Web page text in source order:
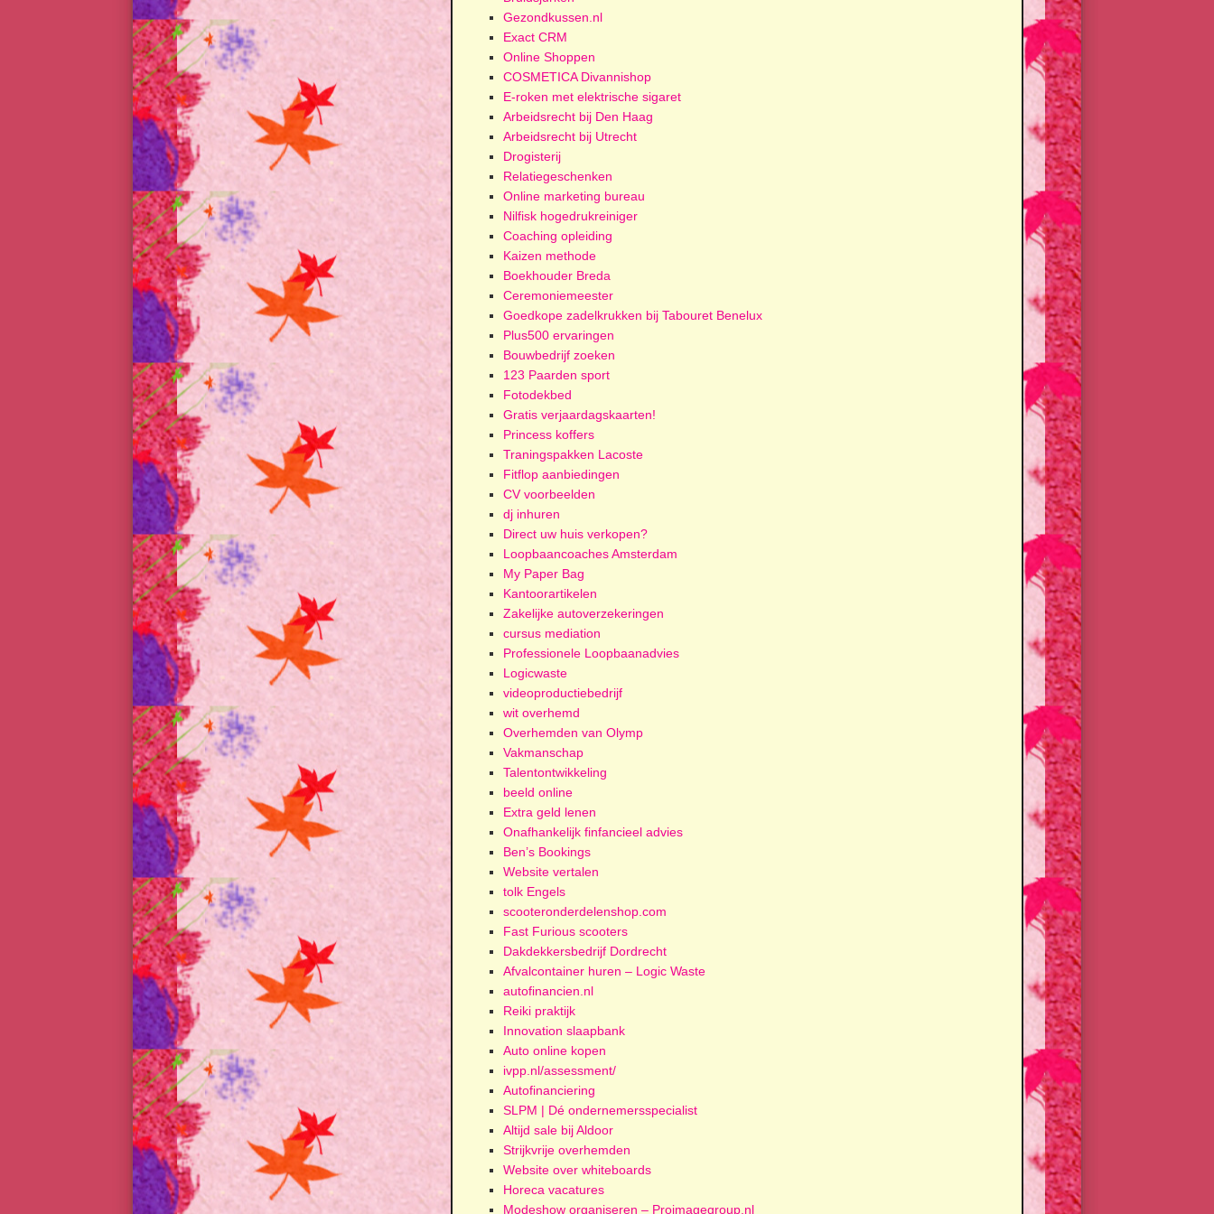
Gezondkussen.nl
Exact CRM
Online Shoppen
COSMETICA Divannishop
E-roken met elektrische sigaret
Arbeidsrecht bij Den Haag
Arbeidsrecht bij Utrecht
Drogisterij
Relatiegeschenken
Online marketing bureau
Nilfisk hogedrukreiniger
Coaching opleiding
Kaizen methode
Boekhouder Breda
Ceremoniemeester
Goedkope zadelkrukken bij Tabouret Benelux
Plus500 ervaringen
Bouwbedrijf zoeken
123 Paarden sport
Fotodekbed
Gratis verjaardagskaarten!
Princess koffers
Traningspakken Lacoste
Fitflop aanbiedingen
CV voorbeelden
dj inhuren
Direct uw huis verkopen?
Loopbaancoaches Amsterdam
My Paper Bag
Kantoorartikelen
Zakelijke autoverzekeringen
cursus mediation
Professionele Loopbaanadvies
Logicwaste
videoproductiebedrijf
wit overhemd
Overhemden van Olymp
Vakmanschap
Talentontwikkeling
beeld online
Extra geld lenen
Onafhankelijk finfancieel advies
Ben’s Bookings
Website vertalen
tolk Engels
scooteronderdelenshop.com
Fast Furious scooters
Dakdekkersbedrijf Dordrecht
Afvalcontainer huren – Logic Waste
autofinancien.nl
Reiki praktijk
Innovation slaapbank
Auto online kopen
ivpp.nl/assessment/
Autofinanciering
SLPM | Dé ondernemersspecialist
Altijd sale bij Aldoor
Strijkvrije overhemden
Website over whiteboards
Horeca vacatures
Modeshow organiseren – Proimagegroup.nl